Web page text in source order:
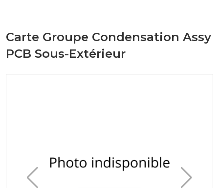
Carte Groupe Condensation Assy
PCB Sous-Extérieur